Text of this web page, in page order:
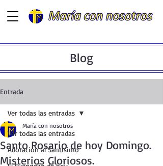
Blog
Entrada
Ver todas las entradas
Adoración al Santísimo
Ver todas las entradas
Santo Rosario de hoy Domingo.
Misterios Gloriosos.
María con nosotros